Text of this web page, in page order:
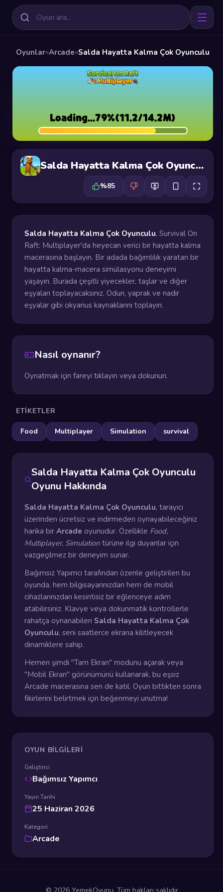
Oyunlar»Arcade»Salda Hayatta Kalma Çok Oyunculu
Salda Hayatta Kalma Çok Oyunculu
%85
Salda Hayatta Kalma Çok Oyunculu, Survival On
Raft: Multiplayer'da heyecan verici bir hayatta kalma
macerasına başlayın. Bir adada bağımlılık yaratan bir
hayatta kalma-macera simülasyonu deneyimi
yaşayın. Burada çeşitli yiyecekler, taşlar ve diğer
eşyaları toplayacaksınız. Odun, yaprak ve nadir
eşyalar gibi okyanus kaynaklarını toplayın.
Nasıl oynanır?
Oynatmak için fareyi tıklayın veya dokunun.
ETIKETLER
Food Multiplayer Simulation survival
Salda Hayatta Kalma Çok Oyunculu
Oyunu Hakkında
Salda Hayatta Kalma Çok Oyunculu, tarayıcı
üzerinden ücretsiz ve indirmeden oynayabileceğiniz
harika bir Arcade oyunudur. Özellikle Food,
Multiplayer, Simulation türüne ilgi duyanlar için
vazgeçilmez bir deneyim sunar.
Bağımsız Yapımcı tarafından özenle geliştirilen bu
oyunda, hem bilgisayarınızdan hem de mobil
cihazlarınızdan kesintisiz bir eğlenceye adım
atabilirsiniz. Klavye veya dokunmatik kontrollerle
rahatça oynanabilen Salda Hayatta Kalma Çok
Oyunculu, seni saatlerce ekrana kilitleyecek
dinamiklere sahip.
Hemen şimdi "Tam Ekran" modunu açarak veya
"Mobil Ekran" görünümünü kullanarak, bu eşsiz
Arcade macerasına sen de katıl. Oyun bittikten sonra
fikirlerini belirtmek için beğenmeyi unutma!
OYUN BILGILERI
Geliştirici
Bağımsız Yapımcı
Yayın Tarihi
25 Haziran 2026
Kategori
Arcade